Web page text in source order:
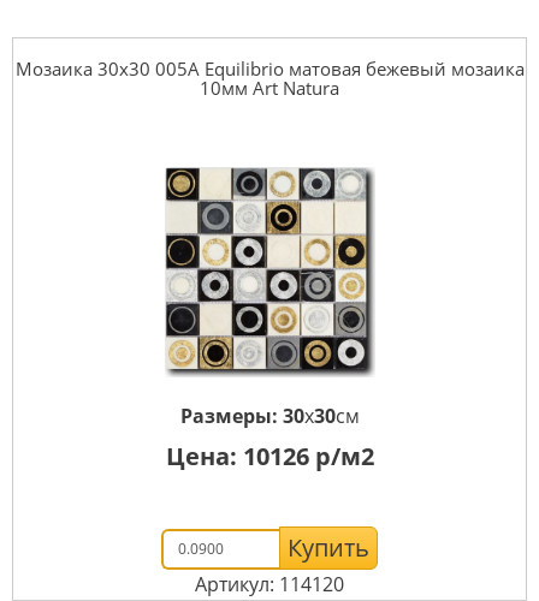
Мозаика 30x30 005A Equilibrio матовая бежевый мозаика
10мм Art Natura
Размеры: 30x30см
Цена: 10126р/м2
Купить
Артикул: 114120